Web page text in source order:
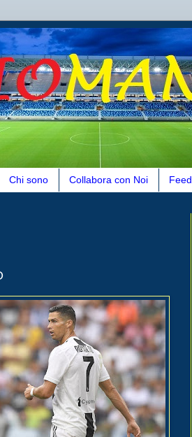
Chi sono Collabora con Noi Feed